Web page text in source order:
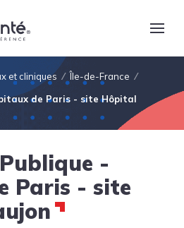
et cliniques
Île-de-France
de Paris - site Hôpital
-
Paris - site